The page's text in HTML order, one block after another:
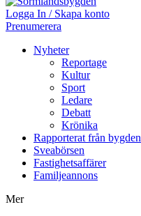
Logga In / Skapa konto
Prenumerera
Nyheter
Reportage
Kultur
Sport
Ledare
Debatt
Krönika
Rapporterat från bygden
Sveabörsen
Fastighetsaffärer
Familjeannons
Mer